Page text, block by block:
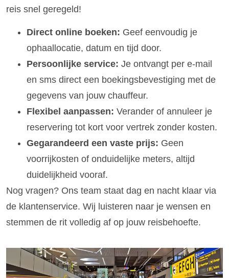
reis snel geregeld!
Direct online boeken: Geef eenvoudig je
ophaallocatie, datum en tijd door.
Persoonlijke service: Je ontvangt per e-mail
en sms direct een boekingsbevestiging met de
gegevens van jouw chauffeur.
Flexibel aanpassen: Verander of annuleer je
reservering tot kort voor vertrek zonder kosten.
Gegarandeerd een vaste prijs: Geen
voorrijkosten of onduidelijke meters, altijd
duidelijkheid vooraf.
Nog vragen? Ons team staat dag en nacht klaar via
de klantenservice. Wij luisteren naar je wensen en
stemmen de rit volledig af op jouw reisbehoefte.